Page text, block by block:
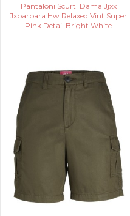
Pantaloni Scurti Dama Jjxx
Jxbarbara Hw Relaxed Vint Super
Pink Detail Bright White